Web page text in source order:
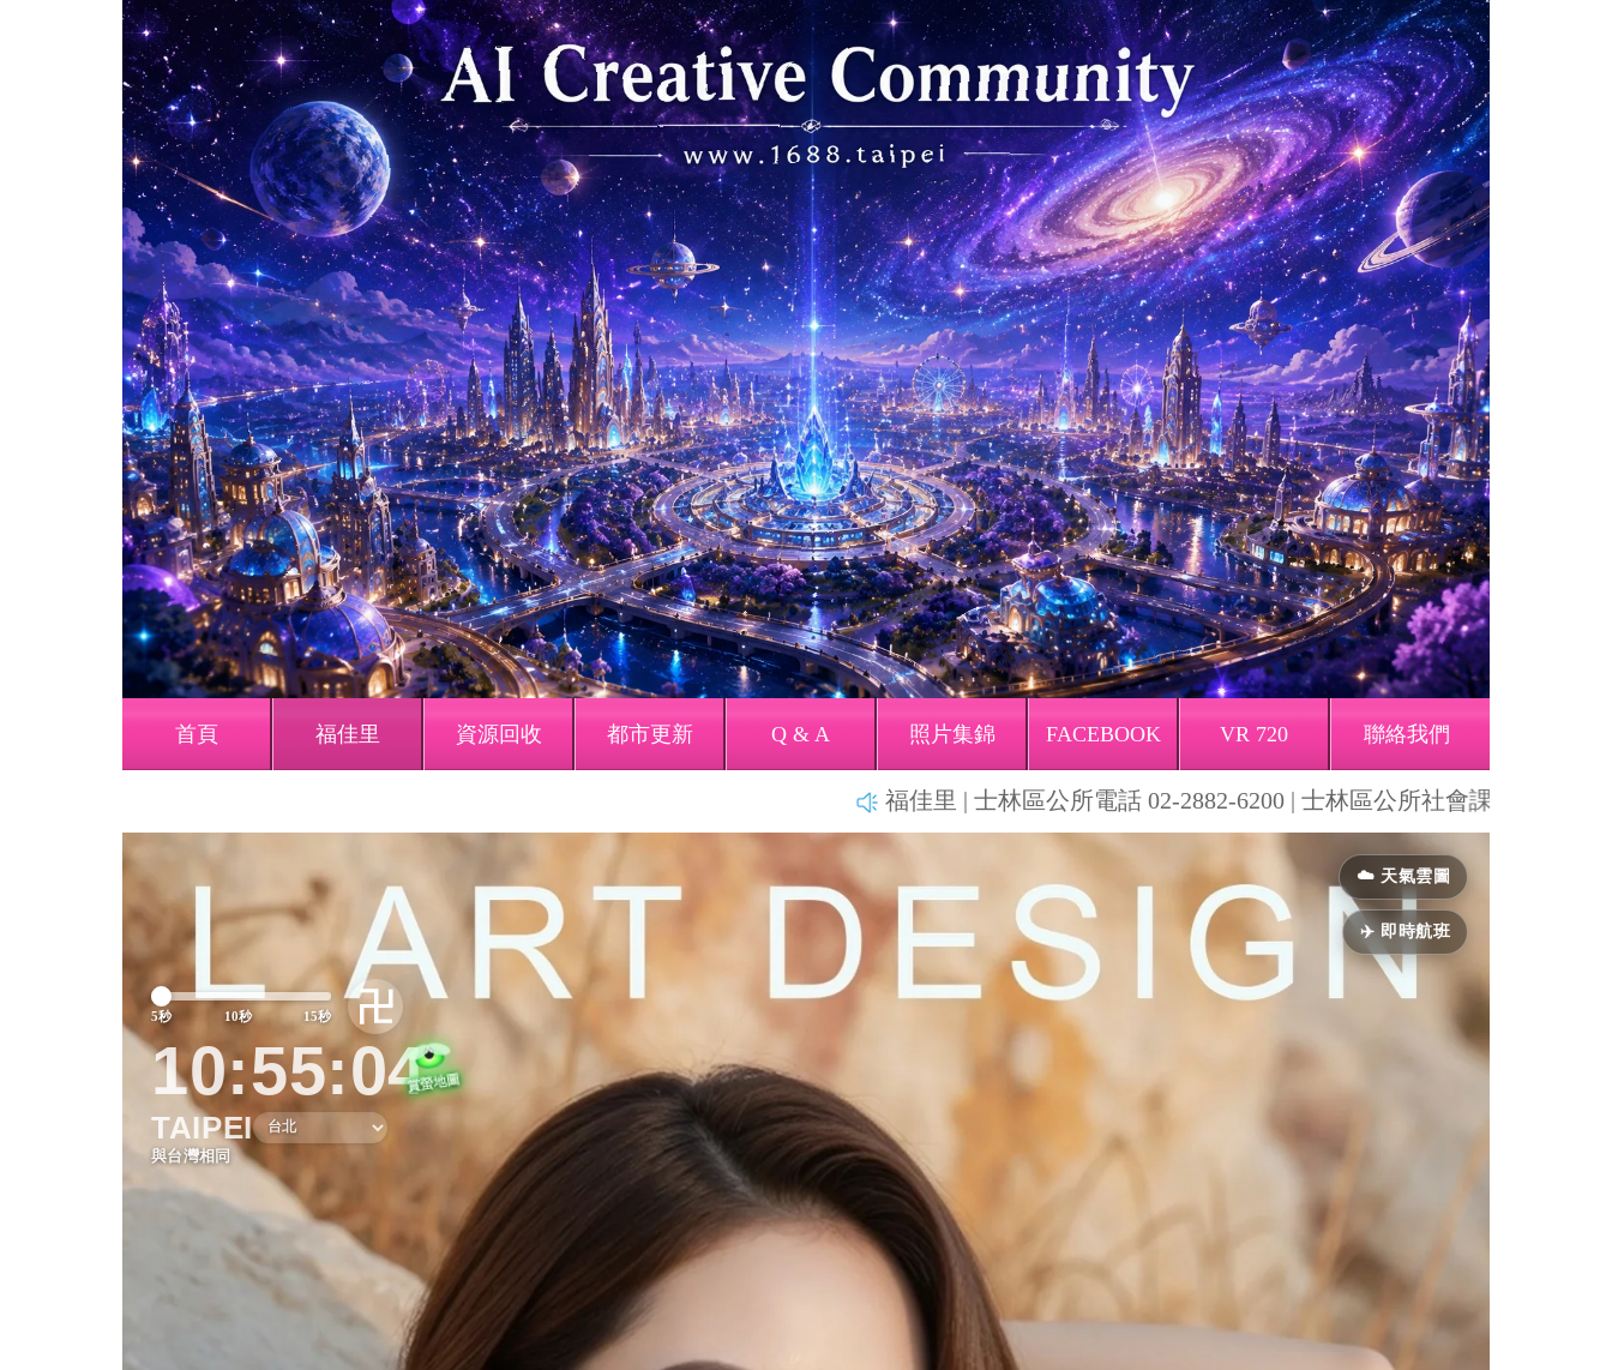
首頁 福佳里 資源回收 都市更新 Q & A 照片集錦 FACEBOOK VR 720 聯絡我們
福佳里 | 士林區公所電話 02-2882-6200 | 士林區公所社會課 | 士林區公所疫
☁️ 天氣雲圖
✈️ 即時航班
5秒 10秒 15秒 卍
10:55:09
TAIPEI
與台灣相同
Next